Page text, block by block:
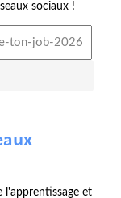
sociaux !
l'apprentissage et